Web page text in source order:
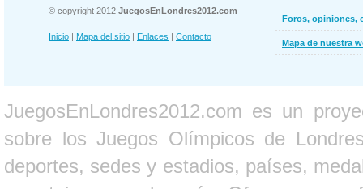
© copyright 2012 JuegosEnLondres2012.com
Inicio | Mapa del sitio | Enlaces | Contacto
Foros, opiniones,
Mapa de nuestra
JuegosEnLondres2012.com es un
sobre los Juegos Olímpicos de
deportes, sedes y estadios, países,